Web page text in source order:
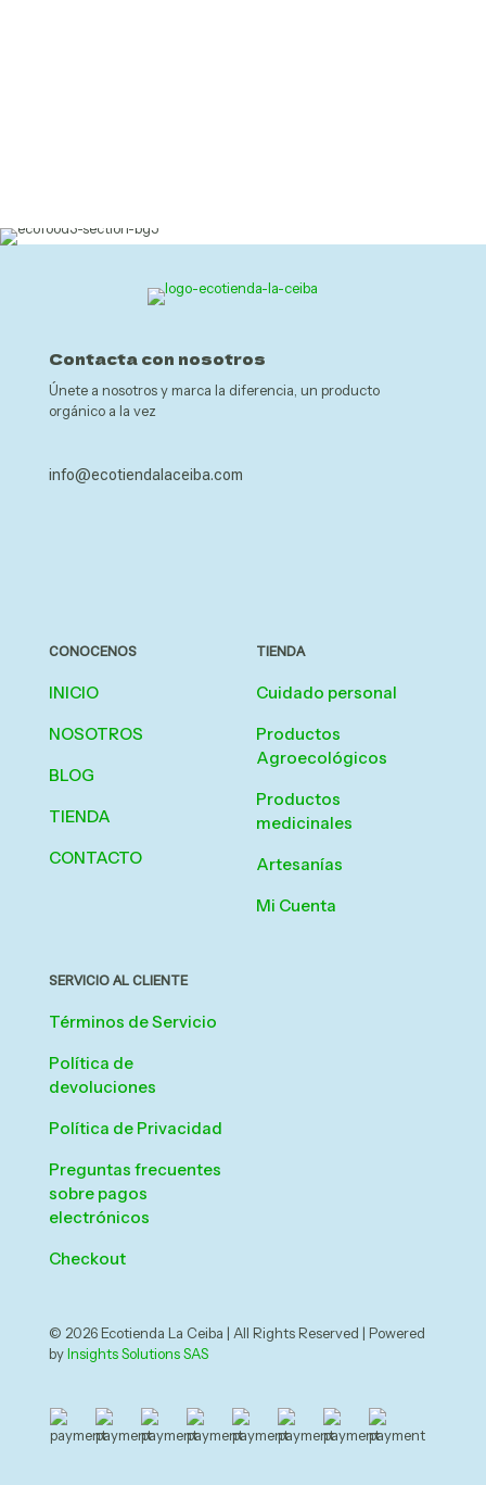
Contacta con nosotros
Únete a nosotros y marca la diferencia, un producto
orgánico a la vez
info@ecotiendalaceiba.com
CONOCENOS
INICIO
NOSOTROS
BLOG
TIENDA
CONTACTO
TIENDA
Cuidado personal
Productos
Agroecológicos
Productos
medicinales
Artesanías
Mi Cuenta
SERVICIO AL CLIENTE
Términos de Servicio
Política de
devoluciones
Política de Privacidad
Preguntas frecuentes
sobre pagos
electrónicos
Checkout
© 2026 Ecotienda La Ceiba | All Rights Reserved | Powered
byInsights Solutions SAS